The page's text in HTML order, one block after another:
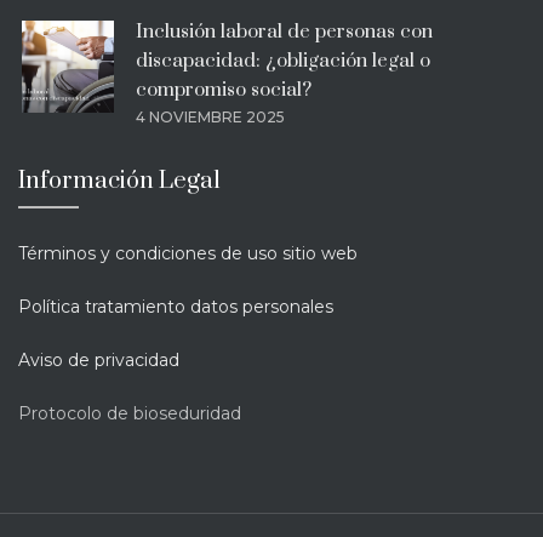
Inclusión laboral de personas con
discapacidad: ¿obligación legal o
compromiso social?
4 NOVIEMBRE 2025
Información Legal
Términos y condiciones de uso sitio web
Política tratamiento datos personales
Aviso de privacidad
Protocolo de bioseduridad